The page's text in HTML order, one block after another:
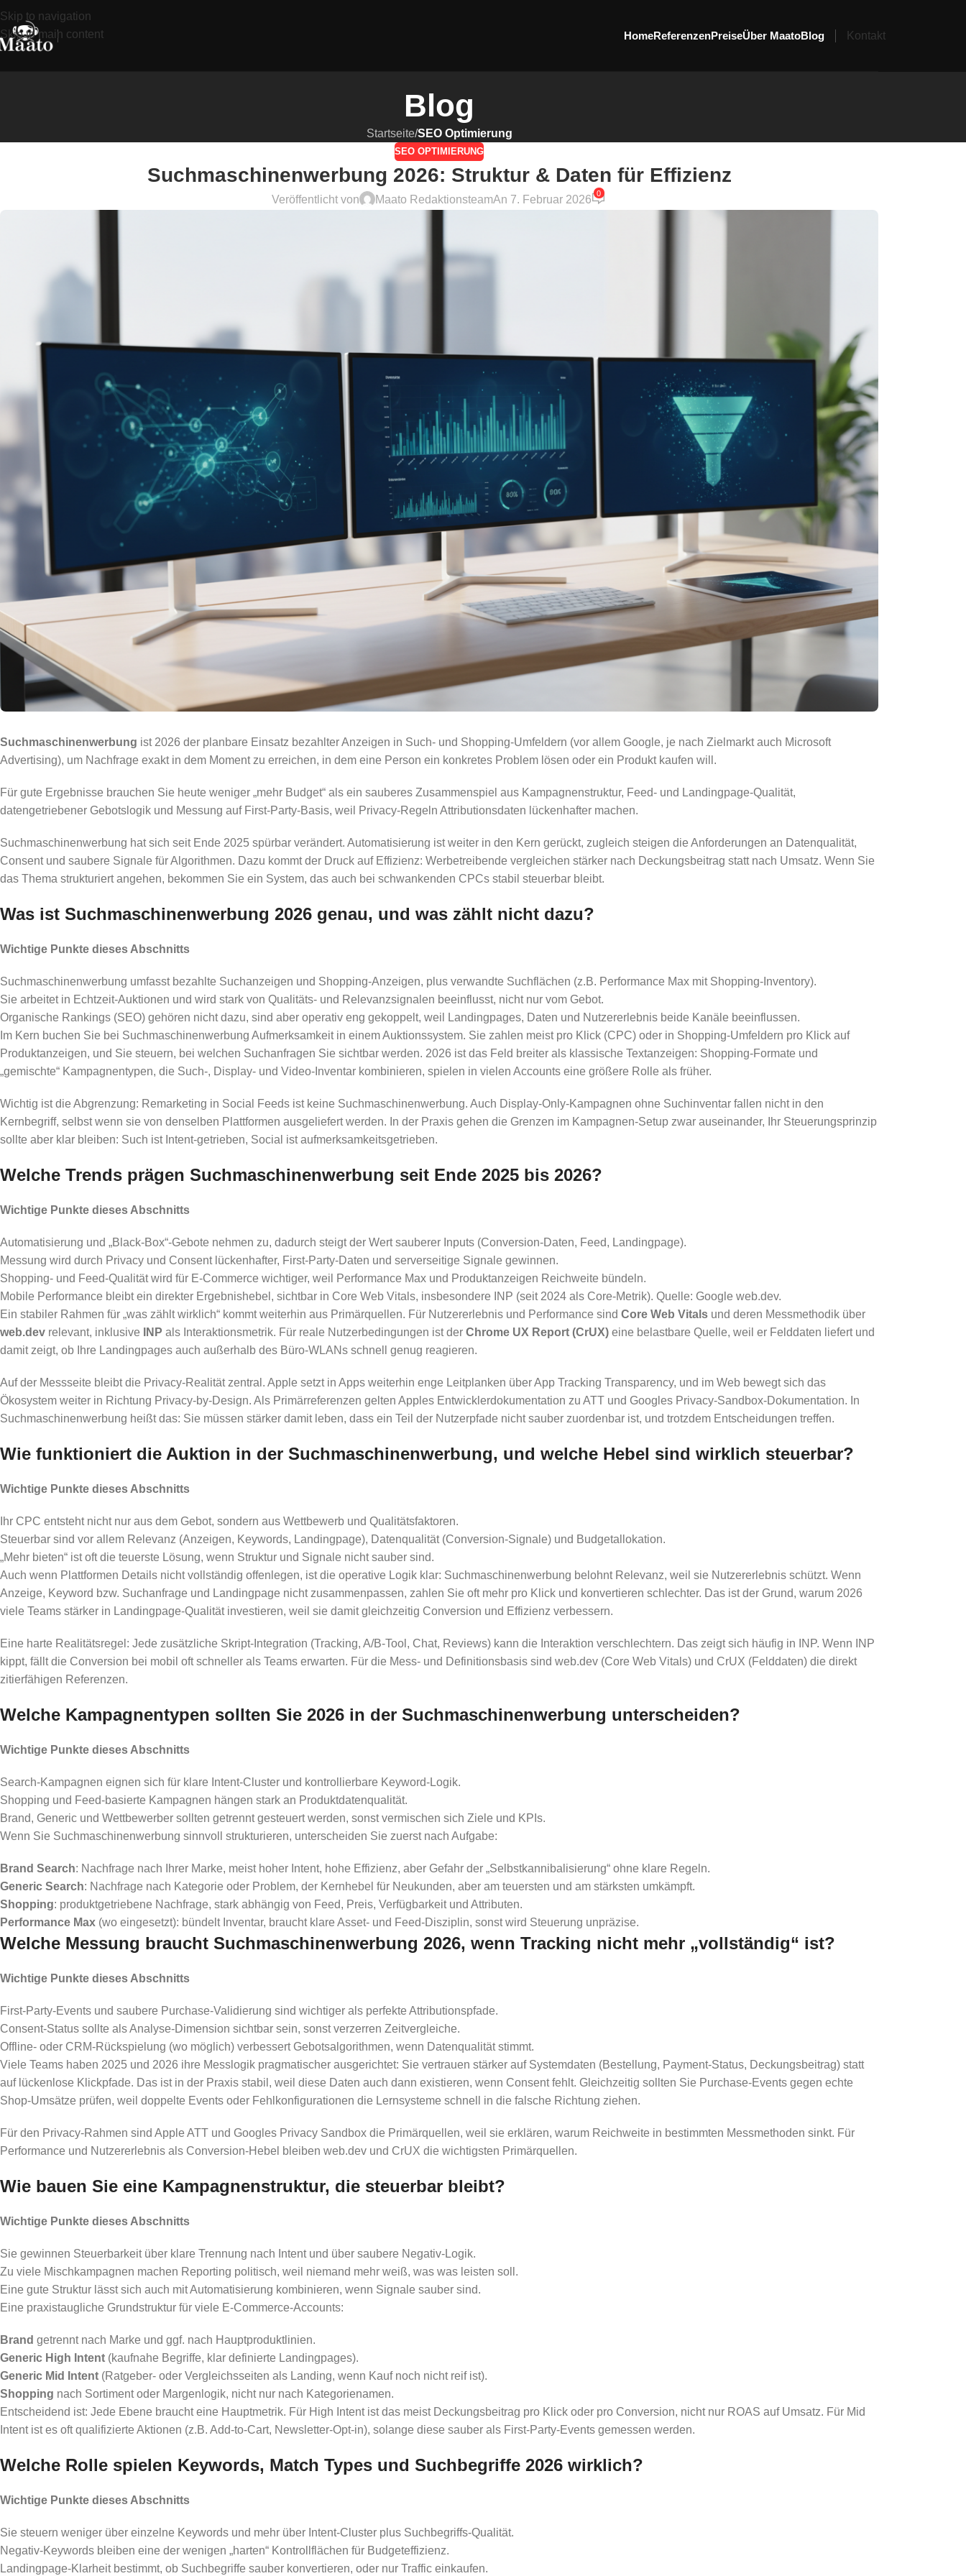
Skip to navigation
Skip to main content
HomeReferenzenPreiseÜber MaatoBlog Kontakt
Blog
Startseite/SEO Optimierung
SEO OPTIMIERUNG
Suchmaschinenwerbung 2026: Struktur & Daten für Effizienz
Veröffentlicht von Maato RedaktionsteamAn 7. Februar 2026
0
Suchmaschinenwerbung ist 2026 der planbare Einsatz bezahlter Anzeigen in Such- und Shopping-Umfeldern (vor allem Google, je nach Zielmarkt auch Microsoft
Advertising), um Nachfrage exakt in dem Moment zu erreichen, in dem eine Person ein konkretes Problem lösen oder ein Produkt kaufen will.
Für gute Ergebnisse brauchen Sie heute weniger „mehr Budget“ als ein sauberes Zusammenspiel aus Kampagnenstruktur, Feed- und Landingpage-Qualität,
datengetriebener Gebotslogik und Messung auf First-Party-Basis, weil Privacy-Regeln Attributionsdaten lückenhafter machen.
Suchmaschinenwerbung hat sich seit Ende 2025 spürbar verändert. Automatisierung ist weiter in den Kern gerückt, zugleich steigen die Anforderungen an Datenqualität,
Consent und saubere Signale für Algorithmen. Dazu kommt der Druck auf Effizienz: Werbetreibende vergleichen stärker nach Deckungsbeitrag statt nach Umsatz. Wenn Sie
das Thema strukturiert angehen, bekommen Sie ein System, das auch bei schwankenden CPCs stabil steuerbar bleibt.
Was ist Suchmaschinenwerbung 2026 genau, und was zählt nicht dazu?
Wichtige Punkte dieses Abschnitts
Suchmaschinenwerbung umfasst bezahlte Suchanzeigen und Shopping-Anzeigen, plus verwandte Suchflächen (z.B. Performance Max mit Shopping-Inventory).
Sie arbeitet in Echtzeit-Auktionen und wird stark von Qualitäts- und Relevanzsignalen beeinflusst, nicht nur vom Gebot.
Organische Rankings (SEO) gehören nicht dazu, sind aber operativ eng gekoppelt, weil Landingpages, Daten und Nutzererlebnis beide Kanäle beeinflussen.
Im Kern buchen Sie bei Suchmaschinenwerbung Aufmerksamkeit in einem Auktionssystem. Sie zahlen meist pro Klick (CPC) oder in Shopping-Umfeldern pro Klick auf
Produktanzeigen, und Sie steuern, bei welchen Suchanfragen Sie sichtbar werden. 2026 ist das Feld breiter als klassische Textanzeigen: Shopping-Formate und
„gemischte“ Kampagnentypen, die Such-, Display- und Video-Inventar kombinieren, spielen in vielen Accounts eine größere Rolle als früher.
Wichtig ist die Abgrenzung: Remarketing in Social Feeds ist keine Suchmaschinenwerbung. Auch Display-Only-Kampagnen ohne Suchinventar fallen nicht in den
Kernbegriff, selbst wenn sie von denselben Plattformen ausgeliefert werden. In der Praxis gehen die Grenzen im Kampagnen-Setup zwar auseinander, Ihr Steuerungsprinzip
sollte aber klar bleiben: Such ist Intent-getrieben, Social ist aufmerksamkeitsgetrieben.
Welche Trends prägen Suchmaschinenwerbung seit Ende 2025 bis 2026?
Wichtige Punkte dieses Abschnitts
Automatisierung und „Black-Box“-Gebote nehmen zu, dadurch steigt der Wert sauberer Inputs (Conversion-Daten, Feed, Landingpage).
Messung wird durch Privacy und Consent lückenhafter, First-Party-Daten und serverseitige Signale gewinnen.
Shopping- und Feed-Qualität wird für E-Commerce wichtiger, weil Performance Max und Produktanzeigen Reichweite bündeln.
Mobile Performance bleibt ein direkter Ergebnishebel, sichtbar in Core Web Vitals, insbesondere INP (seit 2024 als Core-Metrik). Quelle: Google web.dev.
Ein stabiler Rahmen für „was zählt wirklich“ kommt weiterhin aus Primärquellen. Für Nutzererlebnis und Performance sind Core Web Vitals und deren Messmethodik über
web.dev relevant, inklusive INP als Interaktionsmetrik. Für reale Nutzerbedingungen ist der Chrome UX Report (CrUX) eine belastbare Quelle, weil er Felddaten liefert und
damit zeigt, ob Ihre Landingpages auch außerhalb des Büro-WLANs schnell genug reagieren.
Auf der Messseite bleibt die Privacy-Realität zentral. Apple setzt in Apps weiterhin enge Leitplanken über App Tracking Transparency, und im Web bewegt sich das
Ökosystem weiter in Richtung Privacy-by-Design. Als Primärreferenzen gelten Apples Entwicklerdokumentation zu ATT und Googles Privacy-Sandbox-Dokumentation. In
Suchmaschinenwerbung heißt das: Sie müssen stärker damit leben, dass ein Teil der Nutzerpfade nicht sauber zuordenbar ist, und trotzdem Entscheidungen treffen.
Wie funktioniert die Auktion in der Suchmaschinenwerbung, und welche Hebel sind wirklich steuerbar?
Wichtige Punkte dieses Abschnitts
Ihr CPC entsteht nicht nur aus dem Gebot, sondern aus Wettbewerb und Qualitätsfaktoren.
Steuerbar sind vor allem Relevanz (Anzeigen, Keywords, Landingpage), Datenqualität (Conversion-Signale) und Budgetallokation.
„Mehr bieten“ ist oft die teuerste Lösung, wenn Struktur und Signale nicht sauber sind.
Auch wenn Plattformen Details nicht vollständig offenlegen, ist die operative Logik klar: Suchmaschinenwerbung belohnt Relevanz, weil sie Nutzererlebnis schützt. Wenn
Anzeige, Keyword bzw. Suchanfrage und Landingpage nicht zusammenpassen, zahlen Sie oft mehr pro Klick und konvertieren schlechter. Das ist der Grund, warum 2026
viele Teams stärker in Landingpage-Qualität investieren, weil sie damit gleichzeitig Conversion und Effizienz verbessern.
Eine harte Realitätsregel: Jede zusätzliche Skript-Integration (Tracking, A/B-Tool, Chat, Reviews) kann die Interaktion verschlechtern. Das zeigt sich häufig in INP. Wenn INP
kippt, fällt die Conversion bei mobil oft schneller als Teams erwarten. Für die Mess- und Definitionsbasis sind web.dev (Core Web Vitals) und CrUX (Felddaten) die direkt
zitierfähigen Referenzen.
Welche Kampagnentypen sollten Sie 2026 in der Suchmaschinenwerbung unterscheiden?
Wichtige Punkte dieses Abschnitts
Search-Kampagnen eignen sich für klare Intent-Cluster und kontrollierbare Keyword-Logik.
Shopping und Feed-basierte Kampagnen hängen stark an Produktdatenqualität.
Brand, Generic und Wettbewerber sollten getrennt gesteuert werden, sonst vermischen sich Ziele und KPIs.
Wenn Sie Suchmaschinenwerbung sinnvoll strukturieren, unterscheiden Sie zuerst nach Aufgabe:
Brand Search: Nachfrage nach Ihrer Marke, meist hoher Intent, hohe Effizienz, aber Gefahr der „Selbstkannibalisierung“ ohne klare Regeln.
Generic Search: Nachfrage nach Kategorie oder Problem, der Kernhebel für Neukunden, aber am teuersten und am stärksten umkämpft.
Shopping: produktgetriebene Nachfrage, stark abhängig von Feed, Preis, Verfügbarkeit und Attributen.
Performance Max (wo eingesetzt): bündelt Inventar, braucht klare Asset- und Feed-Disziplin, sonst wird Steuerung unpräzise.
Welche Messung braucht Suchmaschinenwerbung 2026, wenn Tracking nicht mehr „vollständig“ ist?
Wichtige Punkte dieses Abschnitts
First-Party-Events und saubere Purchase-Validierung sind wichtiger als perfekte Attributionspfade.
Consent-Status sollte als Analyse-Dimension sichtbar sein, sonst verzerren Zeitvergleiche.
Offline- oder CRM-Rückspielung (wo möglich) verbessert Gebotsalgorithmen, wenn Datenqualität stimmt.
Viele Teams haben 2025 und 2026 ihre Messlogik pragmatischer ausgerichtet: Sie vertrauen stärker auf Systemdaten (Bestellung, Payment-Status, Deckungsbeitrag) statt
auf lückenlose Klickpfade. Das ist in der Praxis stabil, weil diese Daten auch dann existieren, wenn Consent fehlt. Gleichzeitig sollten Sie Purchase-Events gegen echte
Shop-Umsätze prüfen, weil doppelte Events oder Fehlkonfigurationen die Lernsysteme schnell in die falsche Richtung ziehen.
Für den Privacy-Rahmen sind Apple ATT und Googles Privacy Sandbox die Primärquellen, weil sie erklären, warum Reichweite in bestimmten Messmethoden sinkt. Für
Performance und Nutzererlebnis als Conversion-Hebel bleiben web.dev und CrUX die wichtigsten Primärquellen.
Wie bauen Sie eine Kampagnenstruktur, die steuerbar bleibt?
Wichtige Punkte dieses Abschnitts
Sie gewinnen Steuerbarkeit über klare Trennung nach Intent und über saubere Negativ-Logik.
Zu viele Mischkampagnen machen Reporting politisch, weil niemand mehr weiß, was was leisten soll.
Eine gute Struktur lässt sich auch mit Automatisierung kombinieren, wenn Signale sauber sind.
Eine praxistaugliche Grundstruktur für viele E-Commerce-Accounts:
Brand getrennt nach Marke und ggf. nach Hauptproduktlinien.
Generic High Intent (kaufnahe Begriffe, klar definierte Landingpages).
Generic Mid Intent (Ratgeber- oder Vergleichsseiten als Landing, wenn Kauf noch nicht reif ist).
Shopping nach Sortiment oder Margenlogik, nicht nur nach Kategorienamen.
Entscheidend ist: Jede Ebene braucht eine Hauptmetrik. Für High Intent ist das meist Deckungsbeitrag pro Klick oder pro Conversion, nicht nur ROAS auf Umsatz. Für Mid
Intent ist es oft qualifizierte Aktionen (z.B. Add-to-Cart, Newsletter-Opt-in), solange diese sauber als First-Party-Events gemessen werden.
Welche Rolle spielen Keywords, Match Types und Suchbegriffe 2026 wirklich?
Wichtige Punkte dieses Abschnitts
Sie steuern weniger über einzelne Keywords und mehr über Intent-Cluster plus Suchbegriffs-Qualität.
Negativ-Keywords bleiben eine der wenigen „harten“ Kontrollflächen für Budgeteffizienz.
Landingpage-Klarheit bestimmt, ob Suchbegriffe sauber konvertieren, oder nur Traffic einkaufen.